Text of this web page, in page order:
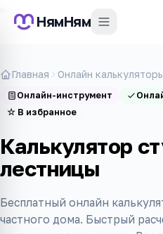
НямНям
Главная Онлайн
Онлайн-инструмент
☆ В избранное
Калькулятор
лестницы
Бесплатный онлайн
частного дома. Быстрый